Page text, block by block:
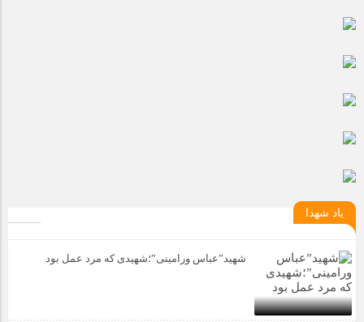
یاد شهدا
شهید”عباس ورامینی”؛شهیدی که مرد عمل بود